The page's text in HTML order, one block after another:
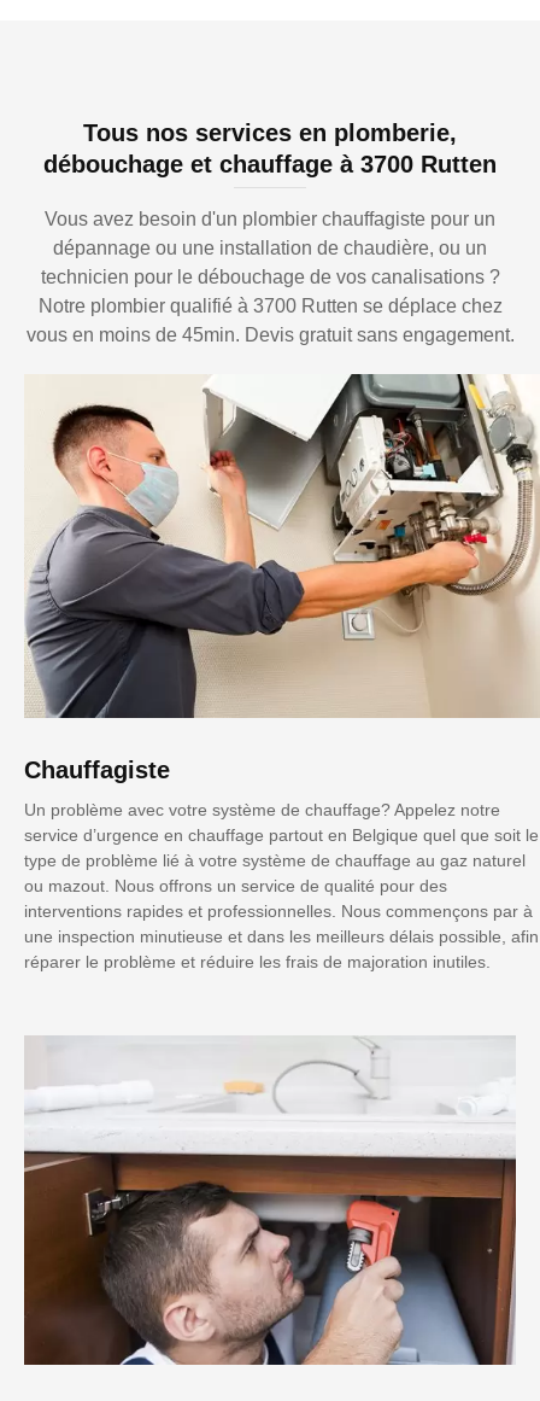
Tous nos services en plomberie,
débouchage et chauffage à 3700 Rutten
Vous avez besoin d'un plombier chauffagiste pour un
dépannage ou une installation de chaudière, ou un
technicien pour le débouchage de vos canalisations ?
Notre plombier qualifié à 3700 Rutten se déplace chez
vous en moins de 45min. Devis gratuit sans engagement.
Chauffagiste
Un problème avec votre système de chauffage? Appelez notre
service d’urgence en chauffage partout en Belgique quel que soit le
type de problème lié à votre système de chauffage au gaz naturel
ou mazout. Nous offrons un service de qualité pour des
interventions rapides et professionnelles. Nous commençons par à
une inspection minutieuse et dans les meilleurs délais possible, afin
réparer le problème et réduire les frais de majoration inutiles.